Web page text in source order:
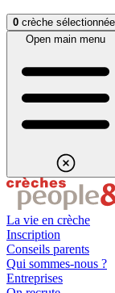
Aller au contenu
0 crèche sélectionnée
Open main menu
La vie en crèche
Inscription
Conseils parents
Qui sommes-nous ?
Entreprises